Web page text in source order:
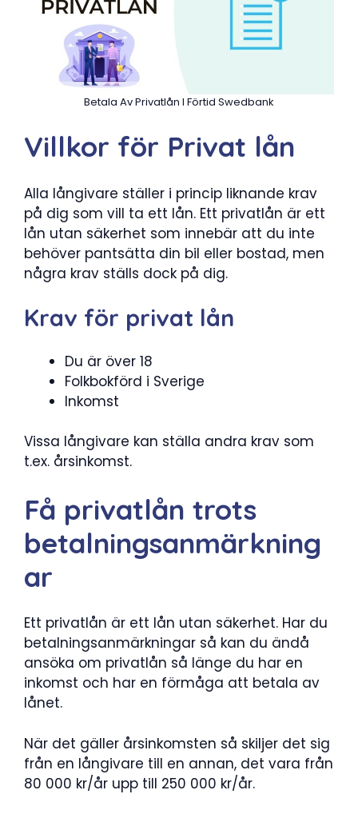
Betala Av Privatlån I Förtid Swedbank
Villkor för Privat lån
Alla långivare ställer i princip liknande krav
på dig som vill ta ett lån. Ett privatlån är ett
lån utan säkerhet som innebär att du inte
behöver pantsätta din bil eller bostad, men
några krav ställs dock på dig.
Krav för privat lån
Du är över 18
Folkbokförd i Sverige
Inkomst
Vissa långivare kan ställa andra krav som
t.ex. årsinkomst.
Få privatlån trots
betalningsanmärkning
ar
Ett privatlån är ett lån utan säkerhet. Har du
betalningsanmärkningar så kan du ändå
ansöka om privatlån så länge du har en
inkomst och har en förmåga att betala av
lånet.
När det gäller årsinkomsten så skiljer det sig
från en långivare till en annan, det vara från
80 000 kr/år upp till 250 000 kr/år.